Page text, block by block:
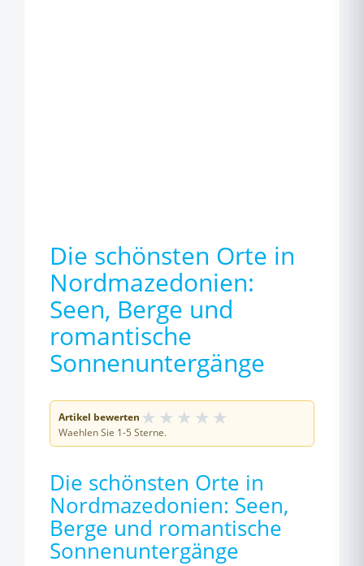
Die schönsten Orte in
Nordmazedonien:
Seen, Berge und
romantische
Sonnenuntergänge
Artikel bewerten ★ ★ ★ ★ ★
Waehlen Sie 1-5 Sterne.
Die schönsten Orte in
Nordmazedonien: Seen,
Berge und romantische
Sonnenuntergänge